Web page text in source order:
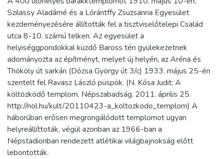
Szilassy Aladárné és a Lórántffy Zsuzsanna Egyesület
kezdeményezésére állították fel a tisztviselőtelepi Család
utca 8-10. számú telken. Az egyesület a
helyiséggpondokkal küzdő Baross téri gyülekezetnek
adományozta az építményt, melyet új helyén, az Aréna és
Thököly út sarkán (Dózsa György út 3/c) 1933. május 25-én
szentelt fel Ravasz László püspök. (N. Kósa Judit: A
költözködő templom. Népszabadság. 2011. április 25.
http://nol.hu/kult/20110423-a_koltozkodo_templom) A
háborúban erősen megrongálódott templomot ugyan
helyreállíttoták, végül azonban az 1966-ban a
Népstadionban rendezett atlétikai világbajnokság előtt
lebontották.